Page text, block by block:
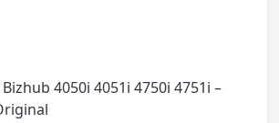
4050i 4051i 4750i 4751i –